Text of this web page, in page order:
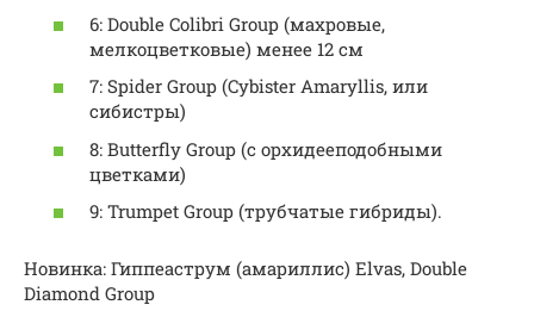
6: Double Colibri Group (махровые,
мелкоцветковые) менее 12 см
7: Spider Group (Cybister Amaryllis, или
сибистры)
8: Butterfly Group (с орхидееподобными
цветками)
9: Trumpet Group (трубчатые гибриды).
Новинка: Гиппеаструм (амариллис) Elvas, Double
Diamond Group